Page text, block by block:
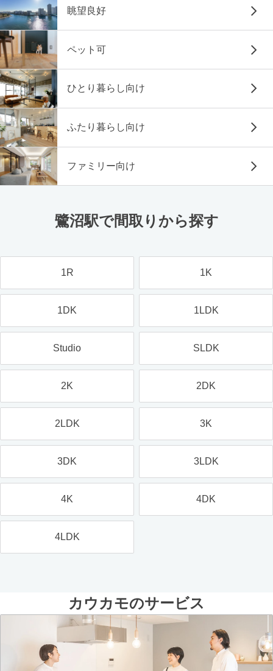
眺望良好
ペット可
ひとり暮らし向け
ふたり暮らし向け
ファミリー向け
鷺沼駅で間取りから探す
1R 1K
1DK 1LDK
Studio SLDK
2K 2DK
2LDK 3K
3DK 3LDK
4K 4DK
4LDK
カウカモのサービス